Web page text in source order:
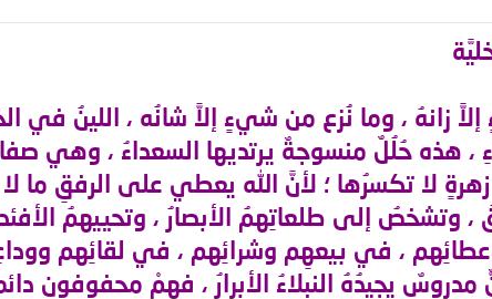
زانهُ ، وما نُزع من شيءٍ إلاَّ شانُه ، اللينُ في
، هذه حُلُلٌ منسوجةٌ يرتديها السعداءُ ، وهي
لا تكسرُها ؛ لأنَّ الله يعطي على الرفقِ
، وتشخصُ إلى طلعاتِهمُ الأبصارُ ، وتحييهمُ
، في بيعهِم وشرائِهم ، في لقائِهم
يجيدُهُ النبلاءُ الأبرارُ ، فهمْ محفوفون